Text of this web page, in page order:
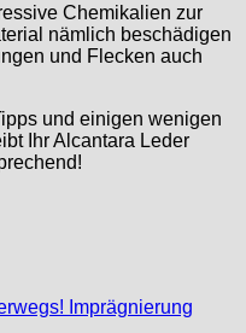
Chemikalien zur
nämlich beschädigen
und Flecken auch
und einigen wenigen
Ihr Alcantara Leder
Imprägnierung